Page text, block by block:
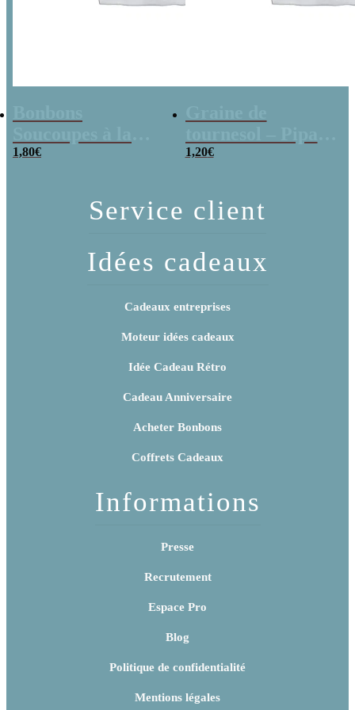
poudre (x20)
1,80€
x 3
1,20€
Service client
Idées cadeaux
Cadeaux entreprises
Moteur idées cadeaux
Idée Cadeau Rétro
Cadeau Anniversaire
Acheter Bonbons
Coffrets Cadeaux
Informations
Presse
Recrutement
Espace Pro
Blog
Politique de confidentialité
Mentions légales